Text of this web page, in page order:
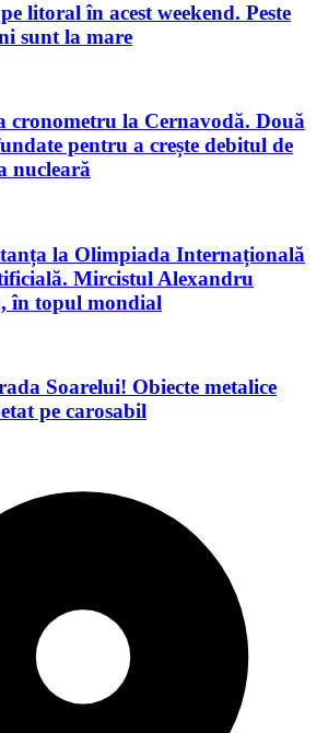
litoral în acest weekend. Peste
sunt la mare
cronometru la Cernavodă. Două
pentru a crește debitul de
nucleară
la Olimpiada Internațională
Mircistul Alexandru
în topul mondial
Soarelui! Obiecte metalice
pe carosabil